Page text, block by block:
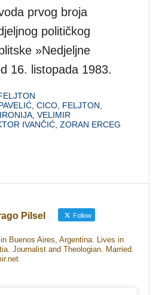
prvog broja
političkog
»Nedjeljne
16. listopada 1983.
,CICO FELJTON
IRONIJA ,VELIMIR
IVANČIĆ ,ZORAN ERCEG
Pilsel Follow
Buenos Aires, Argentina. Lives in
Journalist and Theologian. Married.